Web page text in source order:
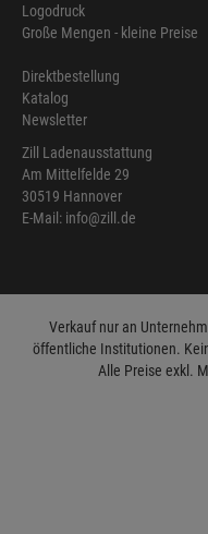
Logodruck
Große Mengen - kleine Preise
Direktbestellung
Katalog
Newsletter
Zill Ladenausstattung
Am Mittelfelde 29
30519 Hannover
E-Mail: info@zill.de
Verkauf nur an
öffentliche Institutionen.
Alle Preise exkl.